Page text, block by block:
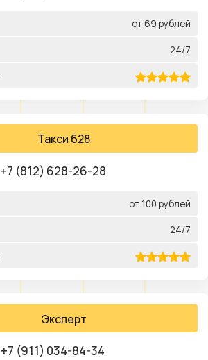
от 69 рублей
24/7
Такси 628
+7 (812) 628-26-28
от 100 рублей
24/7
Эксперт
+7 (911) 034-84-34